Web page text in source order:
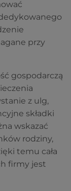
przy
gospodarczą
z ulg,
składki
wskazać
rodziny,
temu cała
firmy jest